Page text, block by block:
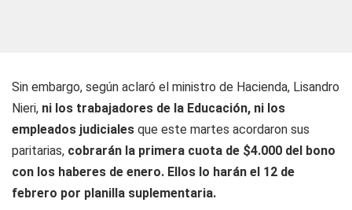
Sin embargo, según aclaró el ministro de Hacienda, Lisandro
Nieri, ni los trabajadores de la Educación, ni los
empleados judiciales que este martes acordaron sus
paritarias, cobrarán la primera cuota de $4.000 del bono
con los haberes de enero. Ellos lo harán el 12 de
febrero por planilla suplementaria.